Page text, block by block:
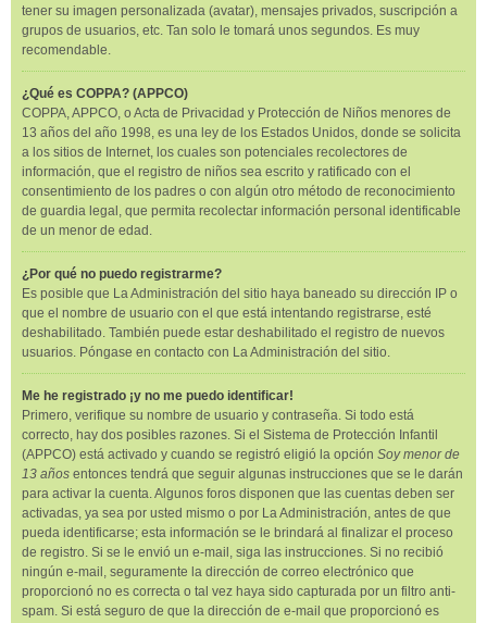
tener su imagen personalizada (avatar), mensajes privados, suscripción a
grupos de usuarios, etc. Tan solo le tomará unos segundos. Es muy
recomendable.
¿Qué es COPPA? (APPCO)
COPPA, APPCO, o Acta de Privacidad y Protección de Niños menores de
13 años del año 1998, es una ley de los Estados Unidos, donde se solicita
a los sitios de Internet, los cuales son potenciales recolectores de
información, que el registro de niños sea escrito y ratificado con el
consentimiento de los padres o con algún otro método de reconocimiento
de guardia legal, que permita recolectar información personal identificable
de un menor de edad.
¿Por qué no puedo registrarme?
Es posible que La Administración del sitio haya baneado su dirección IP o
que el nombre de usuario con el que está intentando registrarse, esté
deshabilitado. También puede estar deshabilitado el registro de nuevos
usuarios. Póngase en contacto con La Administración del sitio.
Me he registrado ¡y no me puedo identificar!
Primero, verifique su nombre de usuario y contraseña. Si todo está
correcto, hay dos posibles razones. Si el Sistema de Protección Infantil
(APPCO) está activado y cuando se registró eligió la opción Soy menor de
13 años entonces tendrá que seguir algunas instrucciones que se le darán
para activar la cuenta. Algunos foros disponen que las cuentas deben ser
activadas, ya sea por usted mismo o por La Administración, antes de que
pueda identificarse; esta información se le brindará al finalizar el proceso
de registro. Si se le envió un e-mail, siga las instrucciones. Si no recibió
ningún e-mail, seguramente la dirección de correo electrónico que
proporcionó no es correcta o tal vez haya sido capturada por un filtro anti-
spam. Si está seguro de que la dirección de e-mail que proporcionó es